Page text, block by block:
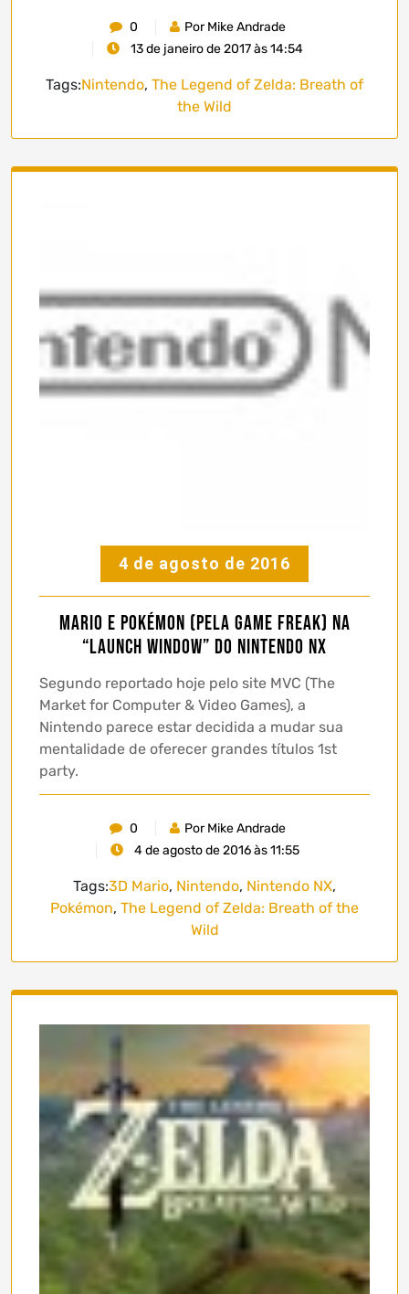
0
Por Mike Andrade
13 de janeiro de 2017 às 14:54
Tags:Nintendo, The Legend of Zelda: Breath of
the Wild
4 de agosto de 2016
Mario e Pokémon (pela Game Freak) na
“launch window” do Nintendo NX
Segundo reportado hoje pelo site MVC (The
Market for Computer & Video Games), a
Nintendo parece estar decidida a mudar sua
mentalidade de oferecer grandes títulos 1st
party.
0
Por Mike Andrade
4 de agosto de 2016 às 11:55
Tags:3D Mario, Nintendo, Nintendo NX,
Pokémon, The Legend of Zelda: Breath of the
Wild